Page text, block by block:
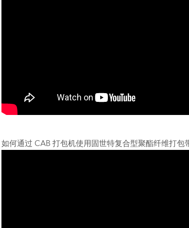
如何通过 CAB 打包机使用固世特复合型聚酯纤维打包